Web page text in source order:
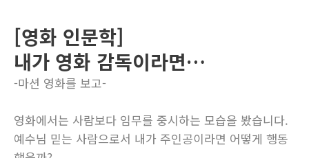
[영화 인문학]
내가 영화 감독이라면…
-마션 영화를 보고-
영화에서는 사람보다 임무를 중시하는 모습을 봤습니다.
예수님 믿는 사람으로서 내가 주인공이라면 어떻게 행동